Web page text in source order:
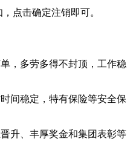
点击确定注销即可。
，多劳多得不封顶，工作稳
间稳定，特有保险等安全保
升、丰厚奖金和集团表彰等